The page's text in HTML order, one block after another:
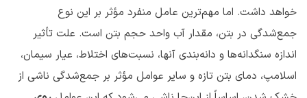
خواهد داشت. اما مهم‌ترین عامل منفرد مؤثر بر این نوع
جمع‌شدگی در بتن، مقدار آب واحد حجم بتن است. علت تأثیر
اندازه سنگدانه‌ها و دانه‌بندی آنها، نسبت‌های اختلاط، عیار سیمان،
اسلامپ، دمای بتن تازه و سایر عوامل مؤثر بر جمع‌شدگی ناشی از